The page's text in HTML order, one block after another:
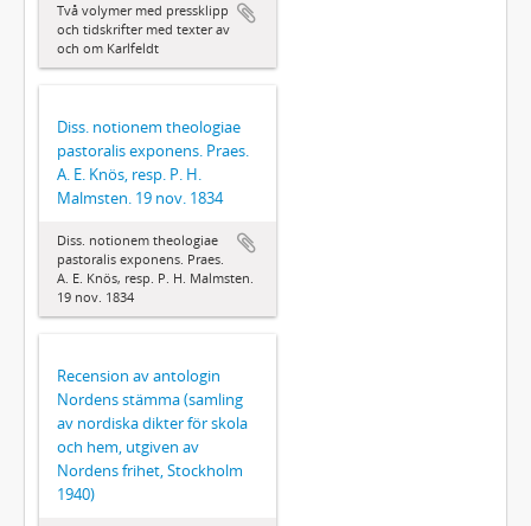
Två volymer med pressklipp
och tidskrifter med texter av
och om Karlfeldt
Diss. notionem theologiae
pastoralis exponens. Praes.
A. E. Knös, resp. P. H.
Malmsten. 19 nov. 1834
Diss. notionem theologiae
pastoralis exponens. Praes.
A. E. Knös, resp. P. H. Malmsten.
19 nov. 1834
Recension av antologin
Nordens stämma (samling
av nordiska dikter för skola
och hem, utgiven av
Nordens frihet, Stockholm
1940)